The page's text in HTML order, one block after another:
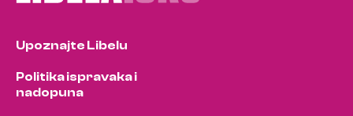
Upoznajte Libelu
Politika ispravaka i
nadopuna